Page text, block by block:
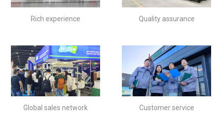
Rich experience Quality assurance
Global sales network Customer service